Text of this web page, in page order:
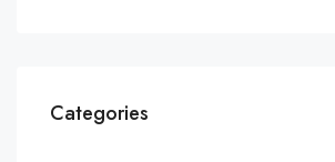
Categories